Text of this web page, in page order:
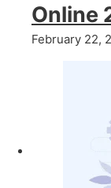
Online
February 22,